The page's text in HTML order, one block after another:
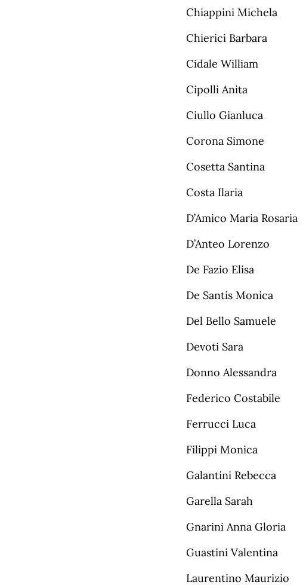
Chiappini Michela
Chierici Barbara
Cidale William
Cipolli Anita
Ciullo Gianluca
Corona Simone
Cosetta Santina
Costa Ilaria
D’Amico Maria Rosaria
D’Anteo Lorenzo
De Fazio Elisa
De Santis Monica
Del Bello Samuele
Devoti Sara
Donno Alessandra
Federico Costabile
Ferrucci Luca
Filippi Monica
Galantini Rebecca
Garella Sarah
Gnarini Anna Gloria
Guastini Valentina
Laurentino Maurizio